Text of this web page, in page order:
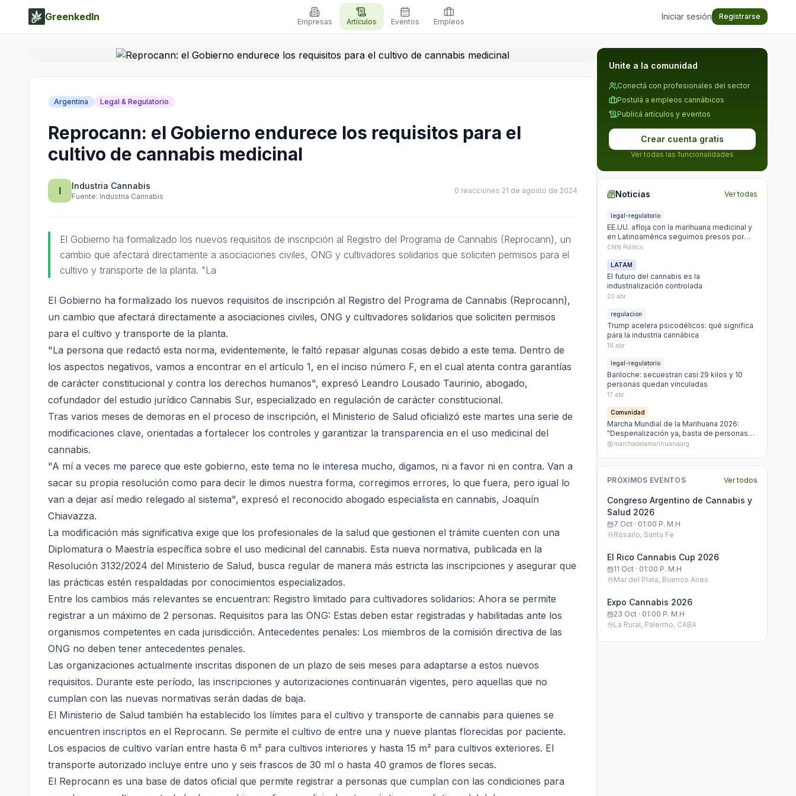
GreenkedIn Empresas Artículos Eventos Empleos
Iniciar sesión Registrarse
Argentina Legal & Regulatorio
Reprocann: el Gobierno endurece los requisitos para el
cultivo de cannabis medicinal
I Industria Cannabis
Fuente: Industria Cannabis
0 reacciones·21 de agosto de 2024
El Gobierno ha formalizado los nuevos requisitos de inscripción al Registro del Programa de Cannabis (Reprocann), un
cambio que afectará directamente a asociaciones civiles, ONG y cultivadores solidarios que soliciten permisos para el
cultivo y transporte de la planta. "La
El Gobierno ha formalizado los nuevos requisitos de inscripción al Registro del Programa de Cannabis (Reprocann),
un cambio que afectará directamente a asociaciones civiles, ONG y cultivadores solidarios que soliciten permisos
para el cultivo y transporte de la planta.
"La persona que redactó esta norma, evidentemente, le faltó repasar algunas cosas debido a este tema. Dentro de
los aspectos negativos, vamos a encontrar en el artículo 1, en el inciso número F, en el cual atenta contra garantías
de carácter constitucional y contra los derechos humanos", expresó Leandro Lousado Taurinio, abogado,
cofundador del estudio jurídico Cannabis Sur, especializado en regulación de carácter constitucional.
Tras varios meses de demoras en el proceso de inscripción, el Ministerio de Salud oficializó este martes una serie de
modificaciones clave, orientadas a fortalecer los controles y garantizar la transparencia en el uso medicinal del
cannabis.
"A mí a veces me parece que este gobierno, este tema no le interesa mucho, digamos, ni a favor ni en contra. Van a
sacar su propia resolución como para decir le dimos nuestra forma, corregimos errores, lo que fuera, pero igual lo
van a dejar así medio relegado al sistema", expresó el reconocido abogado especialista en cannabis, Joaquín
Chiavazza.
La modificación más significativa exige que los profesionales de la salud que gestionen el trámite cuenten con una
Diplomatura o Maestría específica sobre el uso medicinal del cannabis. Esta nueva normativa, publicada en la
Resolución 3132/2024 del Ministerio de Salud, busca regular de manera más estricta las inscripciones y asegurar que
las prácticas estén respaldadas por conocimientos especializados.
Entre los cambios más relevantes se encuentran: Registro limitado para cultivadores solidarios: Ahora se permite
registrar a un máximo de 2 personas. Requisitos para las ONG: Estas deben estar registradas y habilitadas ante los
organismos competentes en cada jurisdicción. Antecedentes penales: Los miembros de la comisión directiva de las
ONG no deben tener antecedentes penales.
Las organizaciones actualmente inscritas disponen de un plazo de seis meses para adaptarse a estos nuevos
requisitos. Durante este período, las inscripciones y autorizaciones continuarán vigentes, pero aquellas que no
cumplan con las nuevas normativas serán dadas de baja.
El Ministerio de Salud también ha establecido los límites para el cultivo y transporte de cannabis para quienes se
encuentren inscriptos en el Reprocann. Se permite el cultivo de entre una y nueve plantas florecidas por paciente.
Los espacios de cultivo varían entre hasta 6 m² para cultivos interiores y hasta 15 m² para cultivos exteriores. El
transporte autorizado incluye entre uno y seis frascos de 30 ml o hasta 40 gramos de flores secas.
El Reprocann es una base de datos oficial que permite registrar a personas que cumplan con las condiciones para
Unite a la comunidad
Conectá con profesionales del sector
Postulá a empleos cannábicos
Publicá artículos y eventos
Crear cuenta gratis
Ver todas las funcionalidades
Noticias Ver todas
legal-regulatorio
EE.UU. afloja con la marihuana medicinal y
en Latinoamérica seguimos presos por
plantar
CNN Politics
LATAM
El futuro del cannabis es la
industrialización controlada
20 abr
regulacion
Trump acelera psicodélicos: qué significa
para la industria cannábica
18 abr
legal-regulatorio
Bariloche: secuestran casi 29 kilos y 10
personas quedan vinculadas
17 abr
Comunidad
Marcha Mundial de la Marihuana 2026:
"Despenalización ya, basta de personas
presas por marihuana"
@marchadelamarihuanaarg
PRÓXIMOS EVENTOS Ver todos
Congreso Argentino de Cannabis y
Salud 2026
7 Oct · 01:00 P. M.h
Rosario, Santa Fe
El Rico Cannabis Cup 2026
11 Oct · 01:00 P. M.h
Mar del Plata, Buenos Aires
Expo Cannabis 2026
23 Oct · 01:00 P. M.h
La Rural, Palermo, CABA